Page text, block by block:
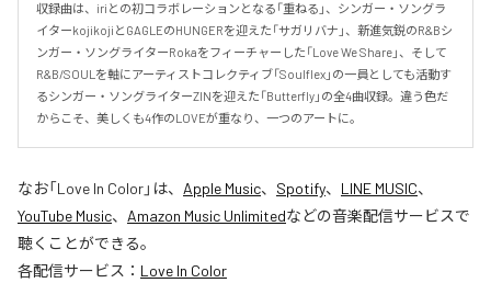
収録曲は、iriとの初コラボレーションとなる「重ねる」、シンガー・ソングラ
イターkojikojiとGAGLEのHUNGERを迎えた「サガリバナ」、新進気鋭のR&Bシ
ンガー・ソングライターRokaをフィーチャーした「Love We Share」、そして
R&B/SOULを軸にアーティストコレクティブ「Soulflex」の一員としても活動す
るシンガー・ソングライターZINを迎えた「Butterfly」の全4曲収録。違う色だ
からこそ、美しくも4作のLOVEが重なり、一つのアートに。
なお「Love In Color」は、 Apple Music、 Spotify、 LINE MUSIC、
YouTube Music、 Amazon Music Unlimitedなどの音楽配信サービスで
聴くことができる。
各配信サービス： Love In Color